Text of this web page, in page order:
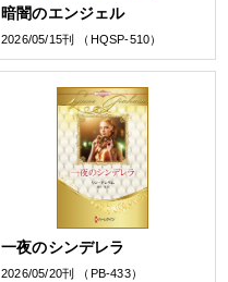
暗闇のエンジェル
2026/05/15刊 （HQSP-510）
一夜のシンデレラ
2026/05/20刊 （PB-433）